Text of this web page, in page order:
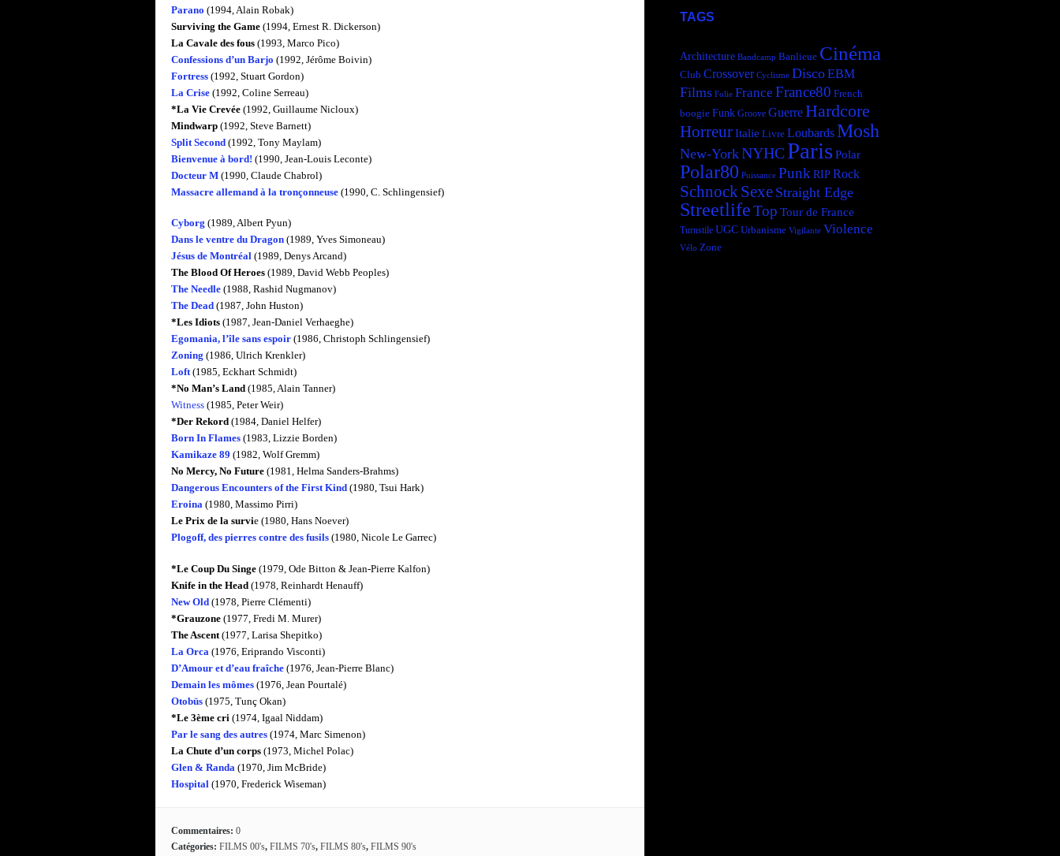
Parano (1994, Alain Robak)
Surviving the Game (1994, Ernest R. Dickerson)
La Cavale des fous (1993, Marco Pico)
Confessions d’un Barjo (1992, Jérôme Boivin)
Fortress (1992, Stuart Gordon)
La Crise (1992, Coline Serreau)
*La Vie Crevée (1992, Guillaume Nicloux)
Mindwarp (1992, Steve Barnett)
Split Second (1992, Tony Maylam)
Bienvenue à bord! (1990, Jean-Louis Leconte)
Docteur M (1990, Claude Chabrol)
Massacre allemand à la tronçonneuse (1990, C. Schlingensief)
Cyborg (1989, Albert Pyun)
Dans le ventre du Dragon (1989, Yves Simoneau)
Jésus de Montréal (1989, Denys Arcand)
The Blood Of Heroes (1989, David Webb Peoples)
The Needle (1988, Rashid Nugmanov)
The Dead (1987, John Huston)
*Les Idiots (1987, Jean-Daniel Verhaeghe)
Egomania, l’île sans espoir (1986, Christoph Schlingensief)
Zoning (1986, Ulrich Krenkler)
Loft(1985, Eckhart Schmidt)
*No Man’s Land (1985, Alain Tanner)
Witness (1985, Peter Weir)
*Der Rekord (1984, Daniel Helfer)
Born In Flames (1983, Lizzie Borden)
Kamikaze 89 (1982, Wolf Gremm)
No Mercy, No Future (1981, Helma Sanders-Brahms)
Dangerous Encounters of the First Kind (1980, Tsui Hark)
Eroina (1980, Massimo Pirri)
Le Prix de la survie (1980, Hans Noever)
Plogoff, des pierres contre des fusils (1980, Nicole Le Garrec)
*Le Coup Du Singe (1979, Ode Bitton & Jean-Pierre Kalfon)
Knife in the Head (1978, Reinhardt Henauff)
New Old (1978, Pierre Clémenti)
*Grauzone (1977, Fredi M. Murer)
The Ascent (1977, Larisa Shepitko)
La Orca (1976, Eriprando Visconti)
D’Amour et d’eau fraîche (1976, Jean-Pierre Blanc)
Demain les mômes (1976, Jean Pourtalé)
Otobüs (1975, Tunç Okan)
*Le 3ème cri (1974, Igaal Niddam)
Par le sang des autres (1974, Marc Simenon)
La Chute d’un corps (1973, Michel Polac)
Glen & Randa (1970, Jim McBride)
Hospital (1970, Frederick Wiseman)
Commentaires: 0
Catégories: FILMS 00's, FILMS 70's, FILMS 80's, FILMS 90's
TAGS
Architecture Bandcamp Banlieue Cinéma
Club Crossover Cyclisme DiscoEBM
Films Folie France France80 French
boogie Funk Groove GuerreHardcore
HorreurItalie Livre LoubardsMosh
New-YorkNYHCParisPolar
Polar80 Puissance Punk RIPRock
Schnock Sexe Straight Edge
StreetlifeTop Tour de France
Turnstile UGC Urbanisme Vigilante Violence
Vélo Zone